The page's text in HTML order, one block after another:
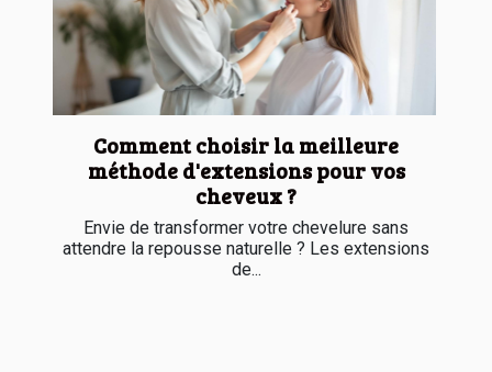
Comment choisir la meilleure
méthode d'extensions pour vos
cheveux ?
Envie de transformer votre chevelure sans
attendre la repousse naturelle ? Les extensions
de...